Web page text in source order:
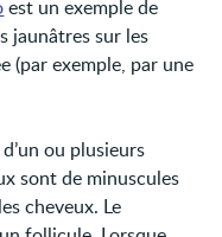
est un exemple de
jaunâtres sur les
(par exemple, par une
ou plusieurs
sont de minuscules
cheveux. Le